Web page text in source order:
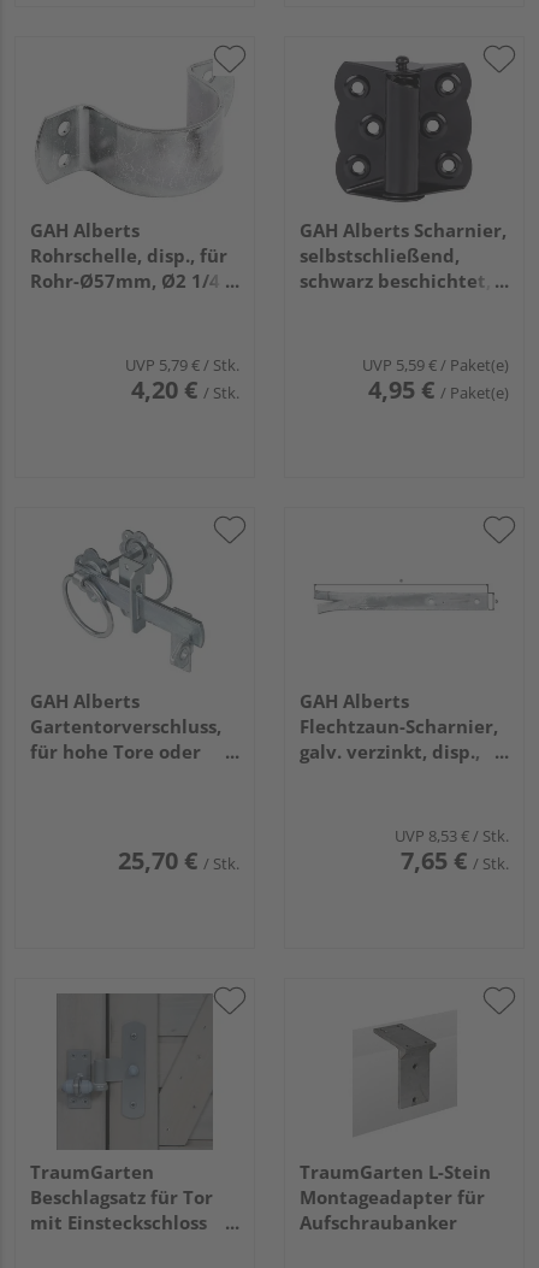
GAH Alberts
Rohrschelle, disp., für
Rohr-Ø57mm, Ø2 1/4
UVP 5,79 €/ Stk.
4,20 € / Stk.
GAH Alberts Scharnier,
selbstschließend,
schwarz beschichtet,
UVP 5,59 €/ Paket(e)
4,95 € / Paket(e)
GAH Alberts
Gartentorverschluss,
für hohe Tore oder
25,70 € / Stk.
GAH Alberts
Flechtzaun-Scharnier,
galv. verzinkt, disp.,
UVP 8,53 €/ Stk.
7,65 € / Stk.
TraumGarten
Beschlagsatz für Tor
mit Einsteckschloss
TraumGarten L-Stein
Montageadapter für
Aufschraubanker